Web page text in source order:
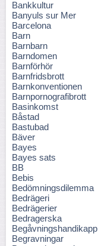
Bankkultur
Banyuls sur Mer
Barcelona
Barn
Barnbarn
Barndomen
Barnförhör
Barnfridsbrott
Barnkonventionen
Barnpornografibrott
Basinkomst
Båstad
Bastubad
Bäver
Bayes
Bayes sats
BB
Bebis
Bedömningsdilemma
Bedrägeri
Bedrägerier
Bedragerska
Begåvningshandikapp
Begravningar